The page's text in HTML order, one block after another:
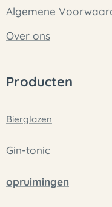
Algemene
Over ons
Producten
Bierglazen
Gin-tonic
opruimingen